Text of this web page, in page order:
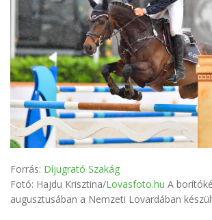
Forrás: Díjugrató Szakág
Fotó: Hajdu Krisztina/Lovasfoto.hu A
augusztusában a Nemzeti Lovardában